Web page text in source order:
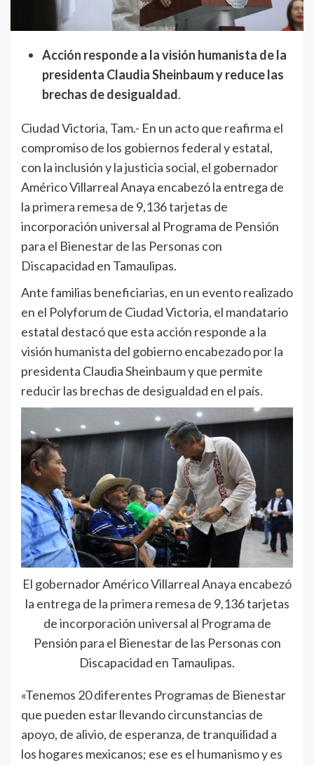
Acción responde a la visión humanista de la
presidenta Claudia Sheinbaum y reduce las
brechas de desigualdad.
Ciudad Victoria, Tam.- En un acto que reafirma el
compromiso de los gobiernos federal y estatal,
con la inclusión y la justicia social, el gobernador
Américo Villarreal Anaya encabezó la entrega de
la primera remesa de 9,136 tarjetas de
incorporación universal al Programa de Pensión
para el Bienestar de las Personas con
Discapacidad en Tamaulipas.
Ante familias beneficiarias, en un evento realizado
en el Polyforum de Ciudad Victoria, el mandatario
estatal destacó que esta acción responde a la
visión humanista del gobierno encabezado por la
presidenta Claudia Sheinbaum y que permite
reducir las brechas de desigualdad en el país.
El gobernador Américo Villarreal Anaya encabezó
la entrega de la primera remesa de 9,136 tarjetas
de incorporación universal al Programa de
Pensión para el Bienestar de las Personas con
Discapacidad en Tamaulipas.
«Tenemos 20 diferentes Programas de Bienestar
que pueden estar llevando circunstancias de
apoyo, de alivio, de esperanza, de tranquilidad a
los hogares mexicanos; ese es el humanismo y es